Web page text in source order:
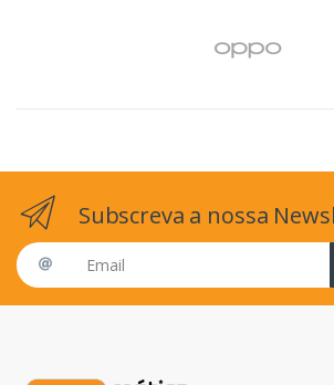
Subscreva a nossa
Email address